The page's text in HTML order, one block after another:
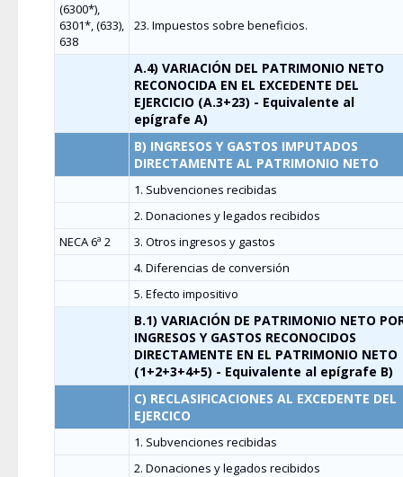
(6300*),
6301*, (633),
638
23. Impuestos sobre beneficios.
A.4) VARIACIÓN DEL PATRIMONIO NETO
RECONOCIDA EN EL EXCEDENTE DEL
EJERCICIO (A.3+23) - Equivalente al
epígrafe A)
B) INGRESOS Y GASTOS IMPUTADOS
DIRECTAMENTE AL PATRIMONIO NETO
1. Subvenciones recibidas
2. Donaciones y legados recibidos
NECA 6ª 2
3. Otros ingresos y gastos
4. Diferencias de conversión
5. Efecto impositivo
B.1) VARIACIÓN DE PATRIMONIO NETO
INGRESOS Y GASTOS RECONOCIDOS
DIRECTAMENTE EN EL PATRIMONIO NETO
(1+2+3+4+5) - Equivalente al epígrafe B)
C) RECLASIFICACIONES AL EXCEDENTE DEL
EJERCICO
1. Subvenciones recibidas
2. Donaciones y legados recibidos